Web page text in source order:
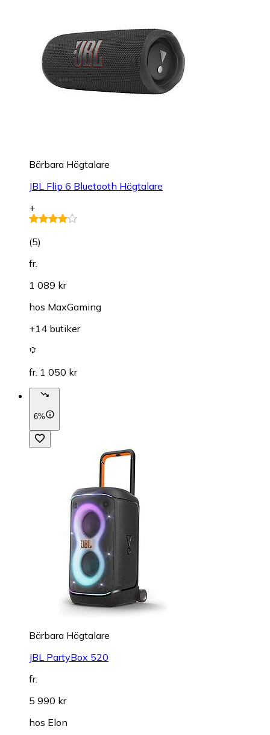
Bärbara Högtalare
JBL Flip 6 Bluetooth Högtalare
+
(5)
fr.
1 089 kr
hos MaxGaming
+14 butiker
fr. 1 050 kr
6%
Bärbara Högtalare
JBL PartyBox 520
fr.
5 990 kr
hos Elon